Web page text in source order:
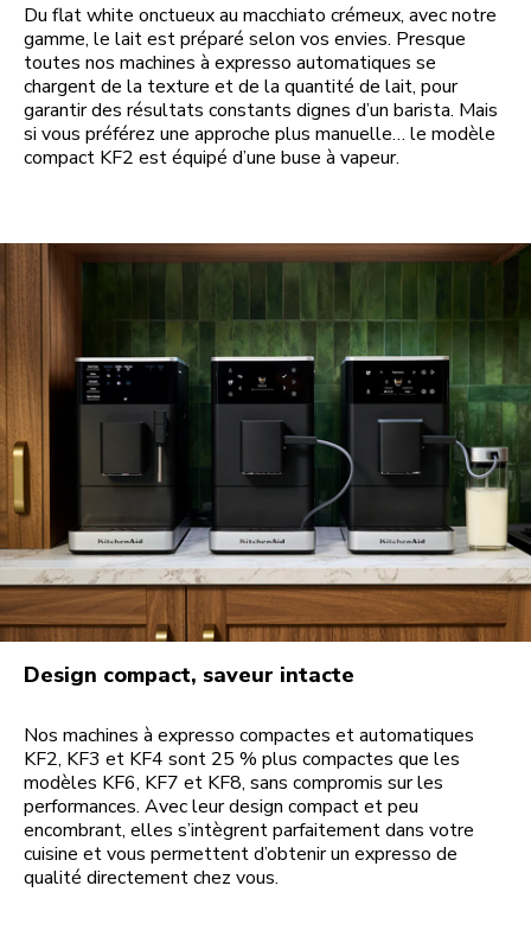
Du flat white onctueux au macchiato crémeux, avec notre
gamme, le lait est préparé selon vos envies. Presque
toutes nos machines à expresso automatiques se
chargent de la texture et de la quantité de lait, pour
garantir des résultats constants dignes d’un barista. Mais
si vous préférez une approche plus manuelle… le modèle
compact KF2 est équipé d’une buse à vapeur.
Design compact, saveur intacte
Nos machines à expresso compactes et automatiques
KF2, KF3 et KF4 sont 25 % plus compactes que les
modèles KF6, KF7 et KF8, sans compromis sur les
performances. Avec leur design compact et peu
encombrant, elles s’intègrent parfaitement dans votre
cuisine et vous permettent d’obtenir un expresso de
qualité directement chez vous.